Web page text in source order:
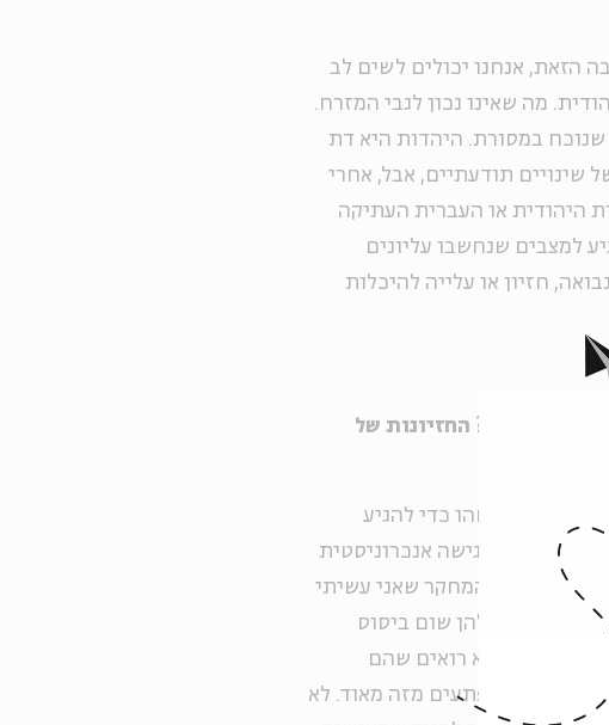
הזאת, אנחנו יכולים לשים לב
מה שאינו נכון לגבי המזרח.
שנוכח במסורת. היהדות היא דת
תודעתיים, אבל, אחרי
היהודית או העברית העתיקה
למצבים שנחשבו עליונים
חזיון או עלייה להיכלות
גם נבואות? החזיונות של
תרגול כלשהו כדי להגיע
זאת בעצם גישה אנכרוניסטית
קיים בו. המחקר שאני עשיתי
שאין להן שום ביסוס
אנחנו לא רואים שהם
הם מופתעים מזה מאוד. לא